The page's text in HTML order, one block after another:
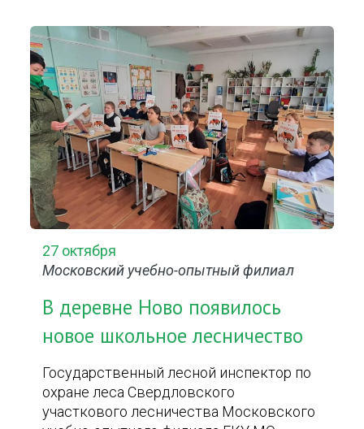
27 октября
Московский учебно-опытный филиал
В деревне Ново появилось
новое школьное лесничество
Государственный лесной инспектор по
охране леса Свердловского
участкового лесничества Московского